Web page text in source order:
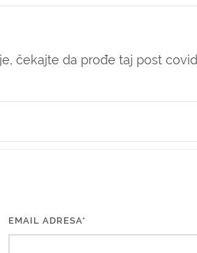
čekajte da prođe taj post covid
EMAIL ADRESA*